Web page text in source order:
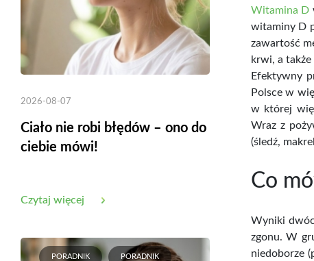
2026-08-07
Ciało nie robi błędów – ono do
ciebie mówi!
Czytaj więcej
PORADNIK PORADNIK
Witamina D
witaminy D
zawartość
krwi, a także
Efektywny
Polsce w
w której
Wraz z
(śledź,
Co
Wyniki
zgonu. W
niedoborze